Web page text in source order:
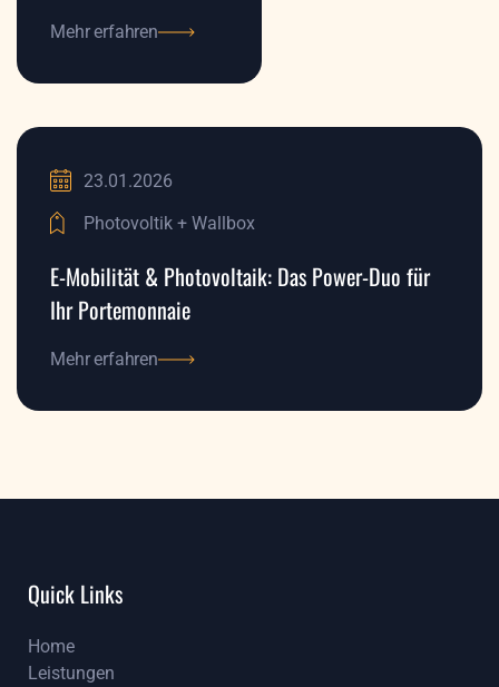
Mehr erfahren
23.01.2026
Photovoltik + Wallbox
E-Mobilität & Photovoltaik: Das Power-Duo für
Ihr Portemonnaie
Mehr erfahren
Quick Links
Home
Home
Leistungen